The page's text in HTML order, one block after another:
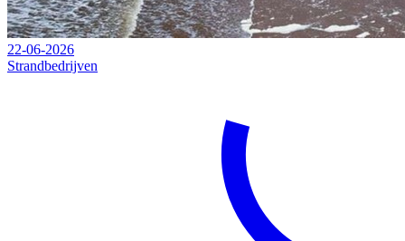
22-06-2026
Strandbedrijven